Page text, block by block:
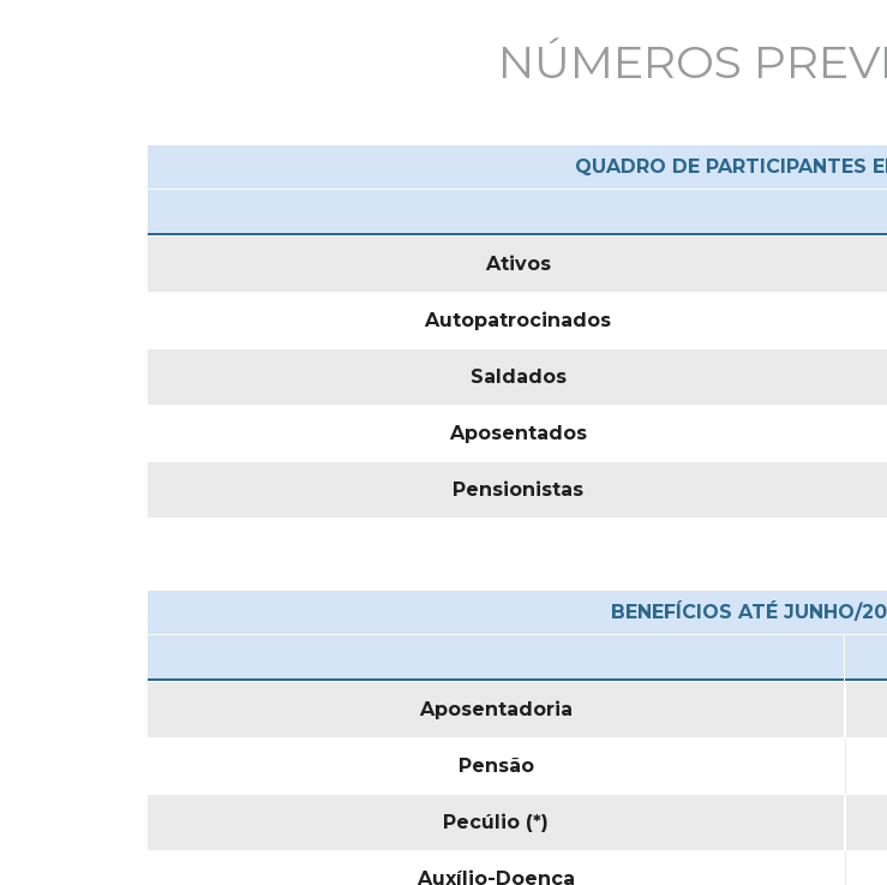
NÚMEROS
QUADRO DE PARTICIPANTES
Ativos
Autopatrocinados
Saldados
Aposentados
Pensionistas
BENEFÍCIOS ATÉ JUNHO/
Aposentadoria
Pensão
Pecúlio (*)
Auxílio-Doença